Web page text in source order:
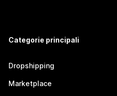
Categorie principali
Dropshipping
Marketplace